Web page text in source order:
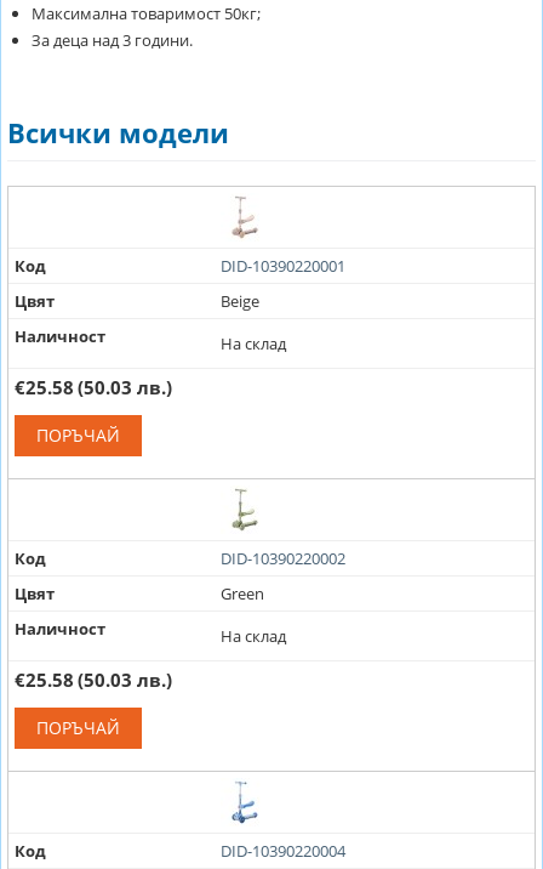
Максимална товаримост 50кг;
За деца над 3 години.
Всички модели
Код
DID-10390220001
Цвят
Beige
Наличност
На склад
€25.58 (50.03 лв.)
ПОРЪЧАЙ
Код
DID-10390220002
Цвят
Green
Наличност
На склад
€25.58 (50.03 лв.)
ПОРЪЧАЙ
Код
DID-10390220004